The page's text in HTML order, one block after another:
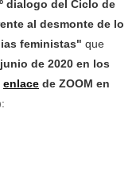
dialogo del Ciclo de
al desmonte de lo
feministas" que
de 2020 en los
enlace de ZOOM en